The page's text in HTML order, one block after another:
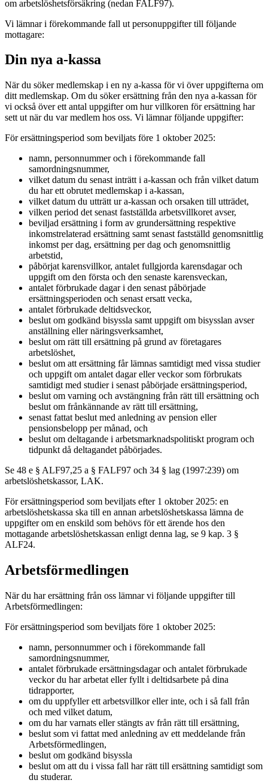
om arbetslöshetsförsäkring (nedan FALF97).
Vi lämnar i förekommande fall ut personuppgifter till följande
mottagare:
Din nya a-kassa
När du söker medlemskap i en ny a-kassa för vi över uppgifterna om
ditt medlemskap. Om du söker ersättning från den nya a-kassan för
vi också över ett antal uppgifter om hur villkoren för ersättning har
sett ut när du var medlem hos oss. Vi lämnar följande uppgifter:
För ersättningsperiod som beviljats före 1 oktober 2025:
namn, personnummer och i förekommande fall
samordningsnummer,
vilket datum du senast inträtt i a-kassan och från vilket datum
du har ett obrutet medlemskap i a-kassan,
vilket datum du utträtt ur a-kassan och orsaken till utträdet,
vilken period det senast fastställda arbetsvillkoret avser,
beviljad ersättning i form av grundersättning respektive
inkomstrelaterad ersättning samt senast fastställd genomsnittlig
inkomst per dag, ersättning per dag och genomsnittlig
arbetstid,
påbörjat karensvillkor, antalet fullgjorda karensdagar och
uppgift om den första och den senaste karensveckan,
antalet förbrukade dagar i den senast påbörjade
ersättningsperioden och senast ersatt vecka,
antalet förbrukade deltidsveckor,
beslut om godkänd bisyssla samt uppgift om bisysslan avser
anställning eller näringsverksamhet,
beslut om rätt till ersättning på grund av företagares
arbetslöshet,
beslut om att ersättning får lämnas samtidigt med vissa studier
och uppgift om antalet dagar eller veckor som förbrukats
samtidigt med studier i senast påbörjade ersättningsperiod,
beslut om varning och avstängning från rätt till ersättning och
beslut om frånkännande av rätt till ersättning,
senast fattat beslut med anledning av pension eller
pensionsbelopp per månad, och
beslut om deltagande i arbetsmarknadspolitiskt program och
tidpunkt då deltagandet påbörjades.
Se 48 e § ALF97,25 a § FALF97 och 34 § lag (1997:239) om
arbetslöshetskassor, LAK.
För ersättningsperiod som beviljats efter 1 oktober 2025: en
arbetslöshetskassa ska till en annan arbetslöshetskassa lämna de
uppgifter om en enskild som behövs för ett ärende hos den
mottagande arbetslöshetskassan enligt denna lag, se 9 kap. 3 §
ALF24.
Arbetsförmedlingen
När du har ersättning från oss lämnar vi följande uppgifter till
Arbetsförmedlingen:
För ersättningsperiod som beviljats före 1 oktober 2025:
namn, personnummer och i förekommande fall
samordningsnummer,
antalet förbrukade ersättningsdagar och antalet förbrukade
veckor du har arbetat eller fyllt i deltidsarbete på dina
tidrapporter,
om du uppfyller ett arbetsvillkor eller inte, och i så fall från
och med vilket datum,
om du har varnats eller stängts av från rätt till ersättning,
beslut som vi fattat med anledning av ett meddelande från
Arbetsförmedlingen,
beslut om godkänd bisyssla
beslut om att du i vissa fall har rätt till ersättning samtidigt som
du studerar.